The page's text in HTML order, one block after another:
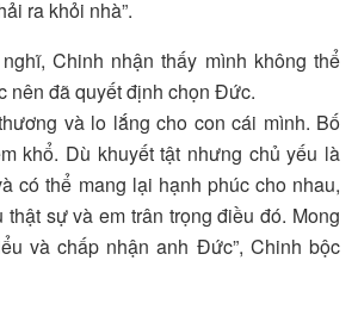
ra khỏi nhà”.
Chinh nhận thấy mình không thể
nên đã quyết định chọn Đức.
và lo lắng cho con cái mình. Bố
khổ. Dù khuyết tật nhưng chủ yếu là
có thể mang lại hạnh phúc cho nhau,
sự và em trân trọng điều đó. Mong
và chấp nhận anh Đức”, Chinh bộc